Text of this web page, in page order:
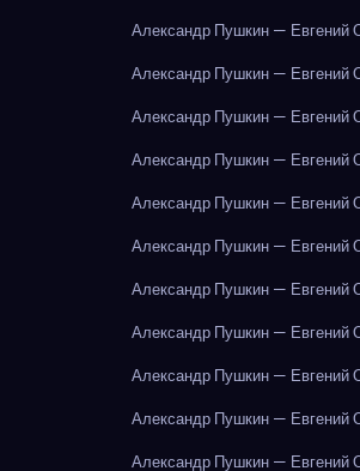
Александр Пушкин — Евгений
Александр Пушкин — Евгений
Александр Пушкин — Евгений
Александр Пушкин — Евгений
Александр Пушкин — Евгений
Александр Пушкин — Евгений
Александр Пушкин — Евгений
Александр Пушкин — Евгений
Александр Пушкин — Евгений
Александр Пушкин — Евгений
Александр Пушкин — Евгений